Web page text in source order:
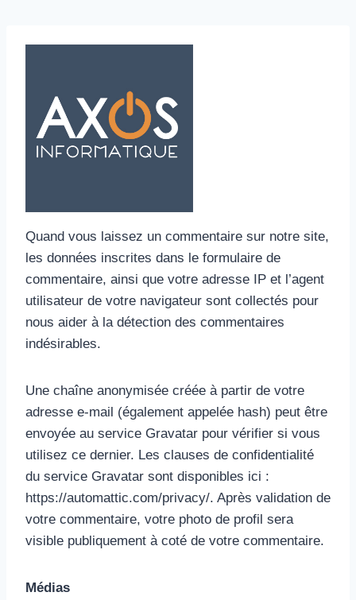
Quand vous laissez un commentaire sur notre site,
les données inscrites dans le formulaire de
commentaire, ainsi que votre adresse IP et l’agent
utilisateur de votre navigateur sont collectés pour
nous aider à la détection des commentaires
indésirables.
Une chaîne anonymisée créée à partir de votre
adresse e-mail (également appelée hash) peut être
envoyée au service Gravatar pour vérifier si vous
utilisez ce dernier. Les clauses de confidentialité
du service Gravatar sont disponibles ici :
https://automattic.com/privacy/. Après validation de
votre commentaire, votre photo de profil sera
visible publiquement à coté de votre commentaire.
Médias